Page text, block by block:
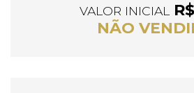
VALOR INICIAL
NÃO